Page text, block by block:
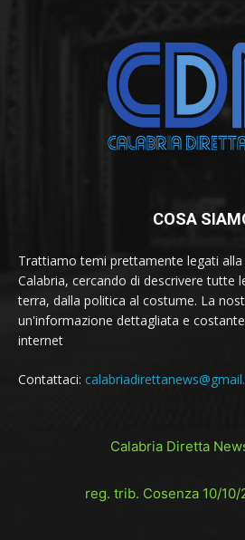
COSA
Trattiamo temi prettamente legati
Calabria, cercando di descrivere tutte
terra, dalla politica al costume. La
un'informazione dettagliata e
internet
Contattaci:
Calabria Diretta
reg. trib. Cosenza 10/10/